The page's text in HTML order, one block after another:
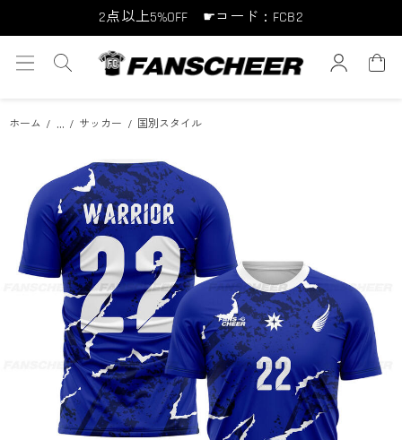
2点以上5%OFF ☛コード：FCB2
10点以上10%OFF ☛コード：FCB10
ホーム ... サッカー 国別スタイル